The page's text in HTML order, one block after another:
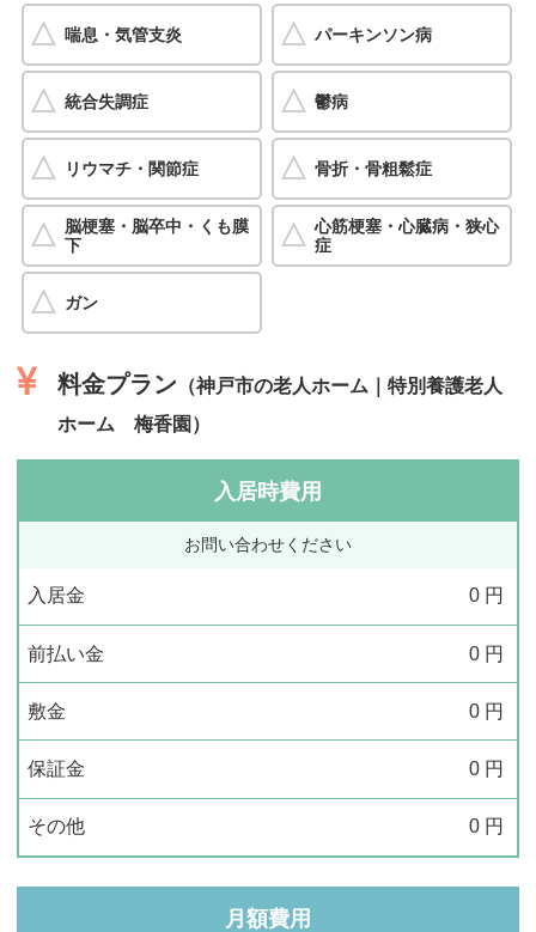
喘息・気管支炎 パーキンソン病
統合失調症 鬱病
リウマチ・関節症 骨折・骨粗鬆症
脳梗塞・脳卒中・くも膜
下
心筋梗塞・心臓病・狭心
症
ガン
料金プラン （神戸市の老人ホーム｜特別養護老人
ホーム 梅香園）
入居時費用
お問い合わせください
入居金 0 円
前払い金 0 円
敷金 0 円
保証金 0 円
その他 0 円
月額費用